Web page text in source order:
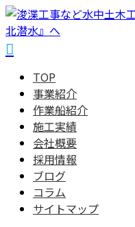
TOP
事業紹介
作業船紹介
施工実績
会社概要
採用情報
ブログ
コラム
サイトマップ